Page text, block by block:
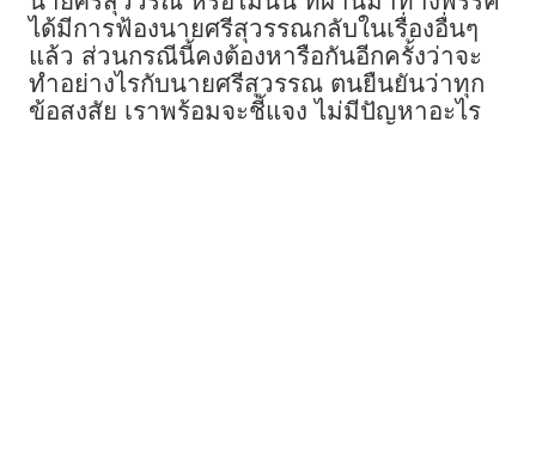
ได้มีการฟ้องนายศรีสุวรรณกลับในเรื่องอื่นๆ
แล้ว ส่วนกรณีนี้คงต้องหารือกันอีกครั้งว่าจะ
ทำอย่างไรกับนายศรีสุวรรณ ตนยืนยันว่าทุก
ข้อสงสัย เราพร้อมจะชี้แจง ไม่มีปัญหาอะไร